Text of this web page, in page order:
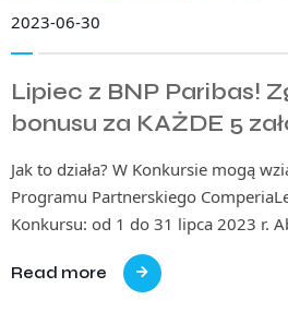
2023-06-30
Lipiec z BNP Paribas!
bonusu za KAŻDE 5
Jak to działa? W Konkursie mogą
Programu Partnerskiego
Konkursu: od 1 do 31 lipca 2023 r.
Read more